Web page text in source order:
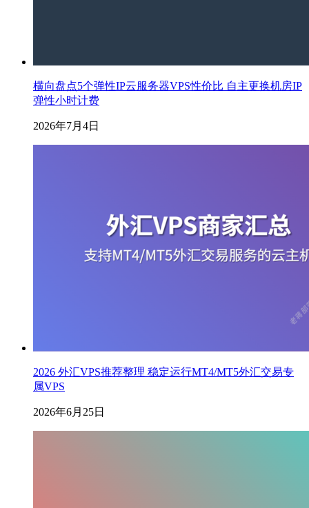
横向盘点5个弹性IP云服务器VPS性价比 自主更换机房IP
弹性小时计费
2026年7月4日
2026 外汇VPS推荐整理 稳定运行MT4/MT5外汇交易专
属VPS
2026年6月25日